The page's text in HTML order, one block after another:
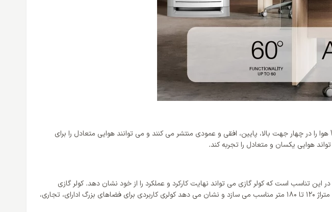
دمپرهای موجود در خروجی های هوای یونیت داخلی کولر گازی 36000 ایستاده ویربل مدل WTFE-36HO3RAFA هوا را در چهار جهت بالا، پایین، افقی و عمودی منتشر می کنند و می توانند هوایی متعادل را برای
هوایی یکسان و متعادل را تجربه کند.
این تناسب است که کولر گازی می تواند نهایت کارکرد و عملکرد را از خود نشان دهد. کولر گازی
36000 ایستاده ویربل مدل WTFE-36HO3RAFA از ظرفیت دمایی 36000 بی تی یو برخوردار است که کولر را برای متراژ 120 تا 180 متر مناسب می سازد و نشان می دهد کولری کاربردی برای فضاهای بزرگ ادارای، تجاری،